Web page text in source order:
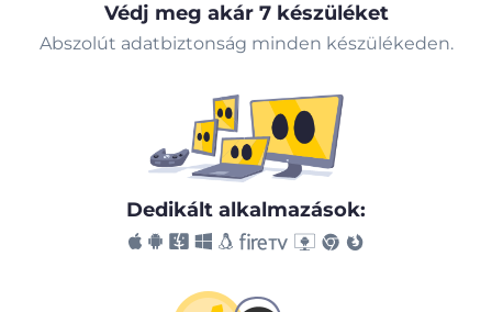
Védj meg akár 7 készüléket
Abszolút adatbiztonság minden készülékeden.
Dedikált alkalmazások: